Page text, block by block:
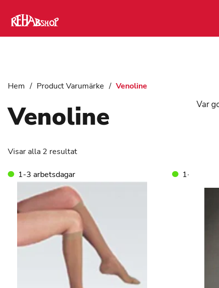
Hem / Product Varumärke / Venoline
Venoline
Visar alla 2 resultat
1-3 arbetsdagar 1-3
Var